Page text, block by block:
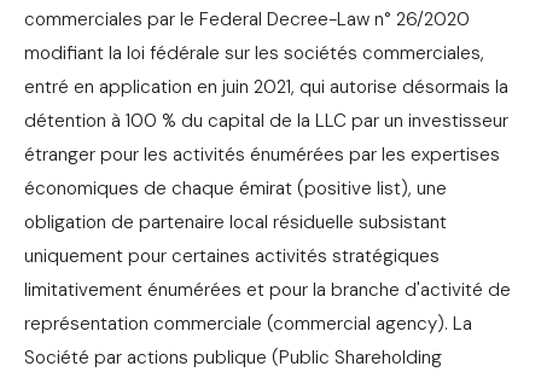
commerciales par le Federal Decree-Law n° 26/2020
modifiant la loi fédérale sur les sociétés commerciales,
entré en application en juin 2021, qui autorise désormais la
détention à 100 % du capital de la LLC par un investisseur
étranger pour les activités énumérées par les expertises
économiques de chaque émirat (positive list), une
obligation de partenaire local résiduelle subsistant
uniquement pour certaines activités stratégiques
limitativement énumérées et pour la branche d'activité de
représentation commerciale (commercial agency). La
Société par actions publique (Public Shareholding